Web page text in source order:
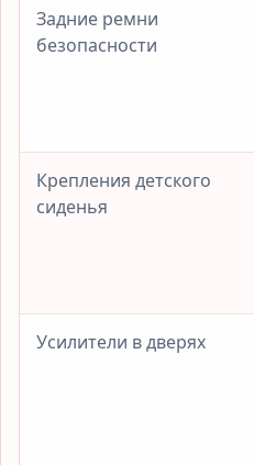
Задние ремни
безопасности
Крепления детского
сиденья
Усилители в дверях